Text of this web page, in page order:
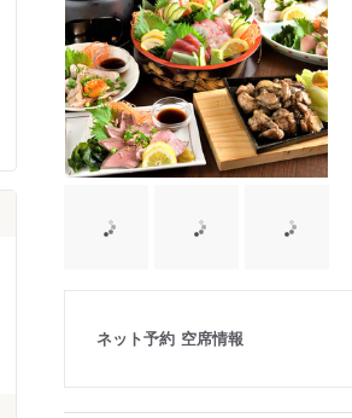
ネット予約 空席情報